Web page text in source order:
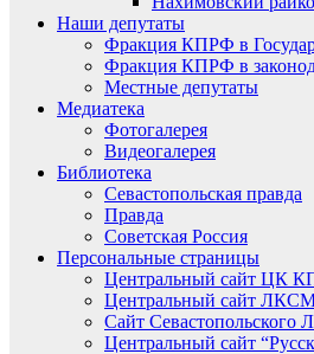
Наши депутаты
Фракция КПРФ в
Фракция КПРФ в
Местные депутаты
Медиатека
Фотогалерея
Видеогалерея
Библиотека
Севастопольская правда
Правда
Советская Россия
Персональные страницы
Центральный сайт ЦК
Центральный сайт
Сайт
Центральный сайт